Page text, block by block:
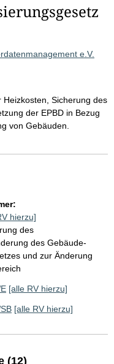
e.V.
Sicherung des
der EPBD in Bezug
von Gebäuden.
hierzu]
des
des Gebäude-
und zur Änderung
[alle RV hierzu]
[alle RV hierzu]
(12)